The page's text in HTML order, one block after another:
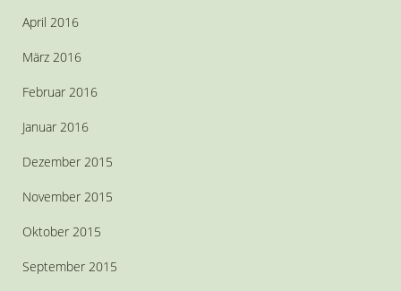
April 2016
März 2016
Februar 2016
Januar 2016
Dezember 2015
November 2015
Oktober 2015
September 2015